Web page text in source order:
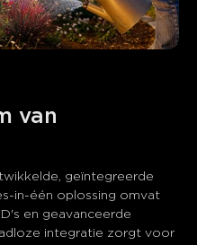
van
geïntegreerde
in-één oplossing omvat
en geavanceerde
integratie zorgt voor